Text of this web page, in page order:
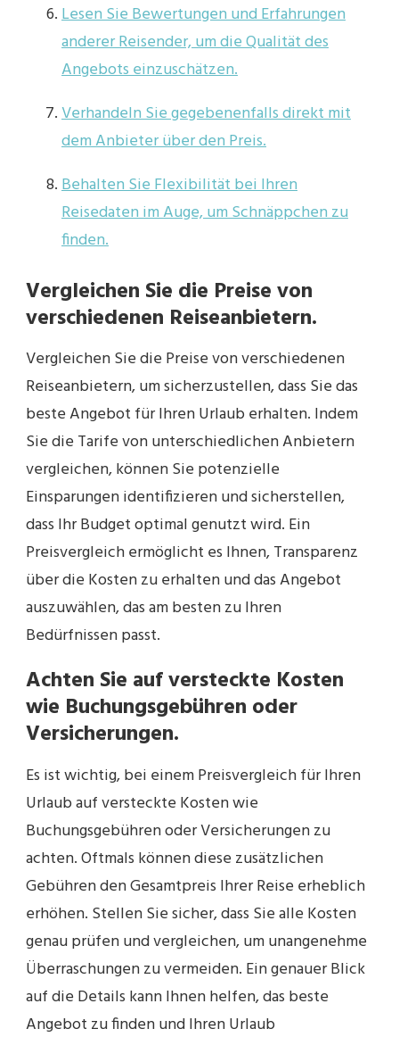
Lesen Sie Bewertungen und Erfahrungen
anderer Reisender, um die Qualität des
Angebots einzuschätzen.
Verhandeln Sie gegebenenfalls direkt mit
dem Anbieter über den Preis.
Behalten Sie Flexibilität bei Ihren
Reisedaten im Auge, um Schnäppchen zu
finden.
Vergleichen Sie die Preise von
verschiedenen Reiseanbietern.
Vergleichen Sie die Preise von verschiedenen
Reiseanbietern, um sicherzustellen, dass Sie das
beste Angebot für Ihren Urlaub erhalten. Indem
Sie die Tarife von unterschiedlichen Anbietern
vergleichen, können Sie potenzielle
Einsparungen identifizieren und sicherstellen,
dass Ihr Budget optimal genutzt wird. Ein
Preisvergleich ermöglicht es Ihnen, Transparenz
über die Kosten zu erhalten und das Angebot
auszuwählen, das am besten zu Ihren
Bedürfnissen passt.
Achten Sie auf versteckte Kosten
wie Buchungsgebühren oder
Versicherungen.
Es ist wichtig, bei einem Preisvergleich für Ihren
Urlaub auf versteckte Kosten wie
Buchungsgebühren oder Versicherungen zu
achten. Oftmals können diese zusätzlichen
Gebühren den Gesamtpreis Ihrer Reise erheblich
erhöhen. Stellen Sie sicher, dass Sie alle Kosten
genau prüfen und vergleichen, um unangenehme
Überraschungen zu vermeiden. Ein genauer Blick
auf die Details kann Ihnen helfen, das beste
Angebot zu finden und Ihren Urlaub